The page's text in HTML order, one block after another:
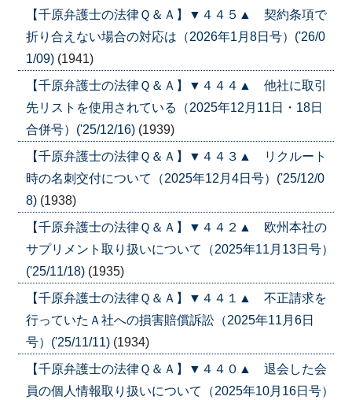
【千原弁護士の法律Ｑ＆Ａ】▼４４５▲ 契約条項で
折り合えない場合の対応は（2026年1月8日号）('26/0
1/09) (1941)
【千原弁護士の法律Ｑ＆Ａ】▼４４４▲ 他社に取引
先リストを使用されている（2025年12月11日・18日
合併号）('25/12/16) (1939)
【千原弁護士の法律Ｑ＆Ａ】▼４４３▲ リクルート
時の名刺交付について（2025年12月4日号）('25/12/0
8) (1938)
【千原弁護士の法律Ｑ＆Ａ】▼４４２▲ 欧州本社の
サプリメント取り扱いについて（2025年11月13日号）
('25/11/18) (1935)
【千原弁護士の法律Ｑ＆Ａ】▼４４１▲ 不正請求を
行っていたＡ社への損害賠償訴訟（2025年11月6日
号）('25/11/11) (1934)
【千原弁護士の法律Ｑ＆Ａ】▼４４０▲ 退会した会
員の個人情報取り扱いについて（2025年10月16日号）